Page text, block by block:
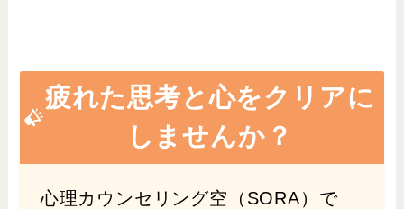
疲れた思考と心をクリアに
しませんか？
心理カウンセリング空（SORA）で